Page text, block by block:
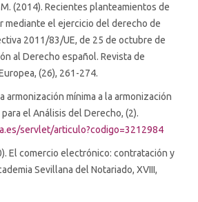
(2014). Recientes planteamientos de
mediante el ejercicio del derecho de
2011/83/UE, de 25 de octubre de
al Derecho español. Revista de
(26), 261-274.
armonización mínima a la armonización
el Análisis del Derecho, (2).
servlet/articulo?codigo=3212984
El comercio electrónico: contratación y
Sevillana del Notariado, XVIII,